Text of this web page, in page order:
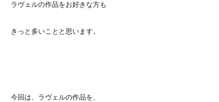
ラヴェルの作品をお好きな方も
きっと多いことと思います。
今回は、ラヴェルの作品を、